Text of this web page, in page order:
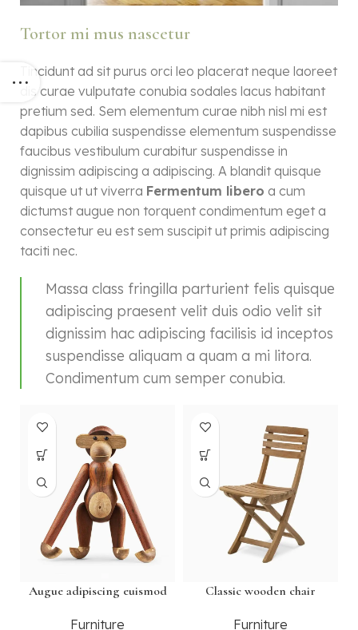
Tortor mi mus nascetur
Tincidunt ad sit purus orci leo placerat neque laoreet
dis curae vulputate conubia sodales lacus habitant
pretium sed. Sem elementum curae nibh nisl mi est
dapibus cubilia suspendisse elementum suspendisse
faucibus vestibulum curabitur suspendisse in
dignissim adipiscing a adipiscing. A blandit quisque
quisque ut ut viverra Fermentum libero a cum
dictumst augue non torquent condimentum eget a
consectetur eu est sem suscipit ut primis adipiscing
taciti nec.
Massa class fringilla parturient felis quisque
adipiscing praesent velit duis odio velit sit
dignissim hac adipiscing facilisis id inceptos
suspendisse aliquam a quam a mi litora.
Condimentum cum semper conubia.
Augue adipiscing euismod
Furniture
Classic wooden chair
Furniture